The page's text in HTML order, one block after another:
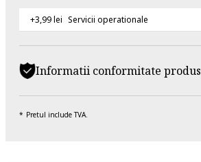
+3,99 lei Servicii operationale
Informatii conformitate produs
Pretul include TVA.